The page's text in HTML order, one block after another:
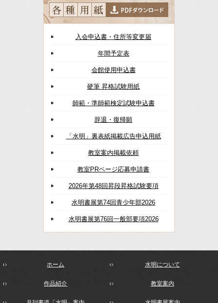
入会申込書・住所等変更届
年間予定表
会館使用申込書
硬筆 昇格試験用紙
師範・準師範検定試験申込書
辞退・復帰願
「水明」裏表紙掲載広告申込用紙
教室案内掲載依頼
教室PRページ応募申請書
2026年第48回昇段昇格試験要項
水明書展第74回青少年部2026
水明書展第76回一般部要項2026
ホーム 水明について
作品紹介 教室案内